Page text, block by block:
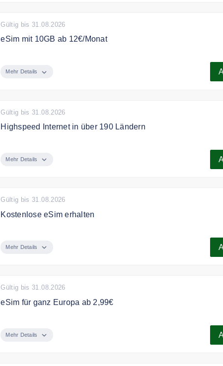
Gültig bis 31.08.2026
eSim mit 10GB ab 12€/Monat
Mehr Details
Gültig bis 31.08.2026
Highspeed Internet in über 190 Ländern
Mehr Details
Gültig bis 31.08.2026
Kostenlose eSim erhalten
Mehr Details
Gültig bis 31.08.2026
eSim für ganz Europa ab 2,99€
Mehr Details